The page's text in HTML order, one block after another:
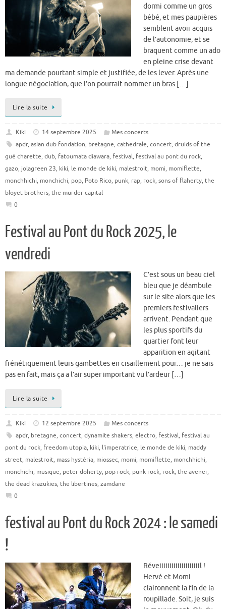
dormi comme un gros
bébé, et mes paupières
semblent avoir acquis
de l’autonomie, et se
braquent comme un ado
en pleine crise devant
ma demande pourtant simple et justifiée, de les lever. Après une
longue négociation, que l’on pourrait nommer un bras […]
Lire la suite
Kiki 14 septembre 2025
Mes concerts
apdr, asian dub fondation, bretagne, cathedrale, concert, druids of the
gué charette, dub, fatoumata diawara, festival, festival au pont du rock,
gazo, jolagreen 23, kiki, le monde de kiki, malestroit, momi, momiflette,
monchhichi, monchichi, pop, Poto Rico, punk, rap, rock, sons of flaherty, the
bloyet brothers, the murder capital
0
Festival au Pont du Rock 2025, le
vendredi
C’est sous un beau ciel
bleu que je déambule
sur le site alors que les
premiers festivaliers
arrivent. Pendant que
les plus sportifs du
quartier font leur
apparition en agitant
frénétiquement leurs gambettes en cisaillement pour… je ne sais
pas en fait, mais ça a l’air super important vu l’ardeur […]
Lire la suite
Kiki 12 septembre 2025
Mes concerts
apdr, bretagne, concert, dynamite shakers, electro, festival, festival au
pont du rock, freedom utopia, kiki, l'imperatrice, le monde de kiki, maddy
street, malestroit, mass hystéria, miossec, momi, momiflette, monchhichi,
monchichi, musique, peter doherty, pop rock, punk rock, rock, the avener,
the dead krazukies, the libertines, zamdane
0
festival au Pont du Rock 2024 : le samedi
!
Réveiiiiiiiiiiiiiiiiiiiil !
Hervé et Momi
claironnent la fin de la
roupillade. Soit, je suis